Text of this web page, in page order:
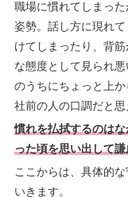
職場に慣れてしまっ
姿勢。話し方に現れ
けてしまったり、背
な態度として見られ
のうちにちょっと上
社前の人の口調だと思
慣れを払拭するのは
った頃を思い出して
ここからは、具体的
いきます。